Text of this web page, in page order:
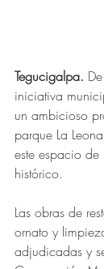
Tegucigalpa.
iniciativa
un ambicioso
parque La
este espacio
histórico.
Las obras de
ornato y
adjudicadas y